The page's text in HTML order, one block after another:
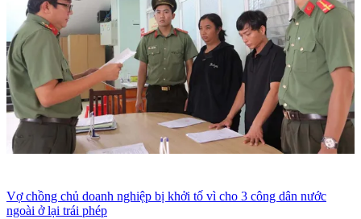
Vợ chồng chủ doanh nghiệp bị khởi tố vì cho 3 công dân nước
ngoài ở lại trái phép